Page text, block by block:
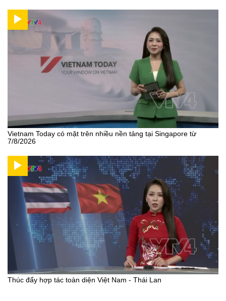
Vietnam Today có mặt trên nhiều nền tảng tại Singapore từ
7/8/2026
Thúc đẩy hợp tác toàn diện Việt Nam - Thái Lan